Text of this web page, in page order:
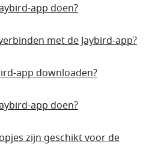
app doen?
met de Jaybird-app?
app downloaden?
app doen?
zijn geschikt voor de